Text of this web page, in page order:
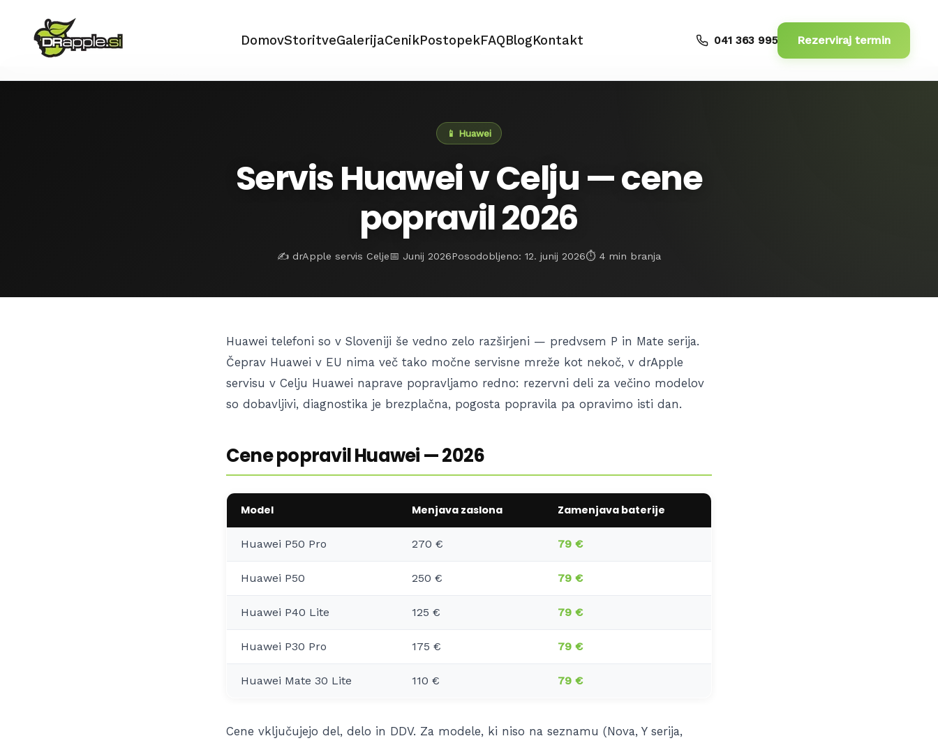
DomovStoritveGalerijaCenikPostopekFAQBlogKontakt 041 363 995 Rezerviraj termin
📱 Huawei
Servis Huawei v Celju — cene
popravil 2026
✍️ drApple servis Celje📅 Junij 2026Posodobljeno: 12. junij 2026⏱️ 4 min branja
Huawei telefoni so v Sloveniji še vedno zelo razširjeni — predvsem P in Mate serija.
Čeprav Huawei v EU nima več tako močne servisne mreže kot nekoč, v drApple
servisu v Celju Huawei naprave popravljamo redno: rezervni deli za večino modelov
so dobavljivi, diagnostika je brezplačna, pogosta popravila pa opravimo isti dan.
Cene popravil Huawei — 2026
Model Menjava zaslona Zamenjava baterije
Huawei P50 Pro 270 € 79 €
Huawei P50 250 € 79 €
Huawei P40 Lite 125 € 79 €
Huawei P30 Pro 175 € 79 €
Huawei Mate 30 Lite 110 € 79 €
Cene vključujejo del, delo in DDV. Za modele, ki niso na seznamu (Nova, Y serija,